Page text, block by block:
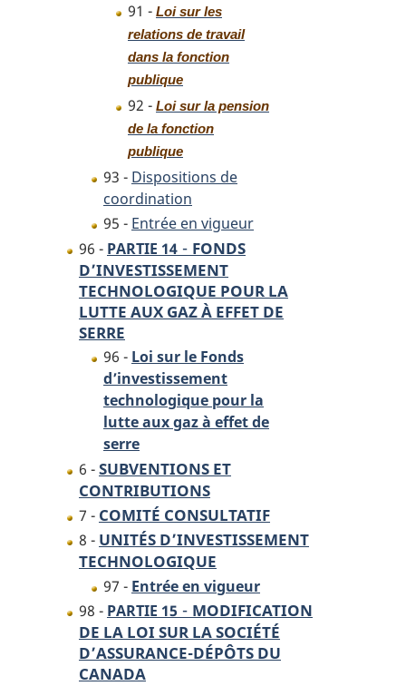
91 - Loi sur les
relations de travail
dans la fonction
publique
92 - Loi sur la pension
de la fonction
publique
93 - Dispositions de
coordination
95 - Entrée en vigueur
96 - PARTIE 14 - FONDS
D’INVESTISSEMENT
TECHNOLOGIQUE POUR LA
LUTTE AUX GAZ À EFFET DE
SERRE
96 - Loi sur le Fonds
d’investissement
technologique pour la
lutte aux gaz à effet de
serre
6 -SUBVENTIONS ET
CONTRIBUTIONS
7 - COMITÉ CONSULTATIF
8 - UNITÉS D’INVESTISSEMENT
TECHNOLOGIQUE
97 - Entrée en vigueur
98 - PARTIE 15 - MODIFICATION
DE LA LOI SUR LA SOCIÉTÉ
D’ASSURANCE-DÉPÔTS DU
CANADA